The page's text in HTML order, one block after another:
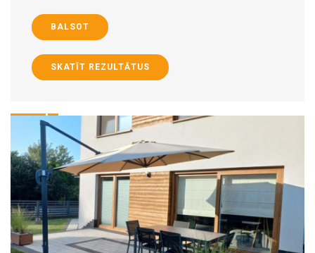
BALSOT
SKATĪT REZULTĀTUS